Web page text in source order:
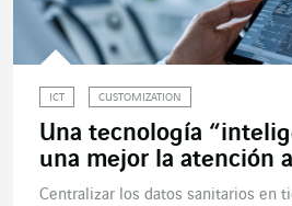
ICT CUSTOMIZATION
Una tecnología
una mejor la atención
Centralizar los datos sanitarios en